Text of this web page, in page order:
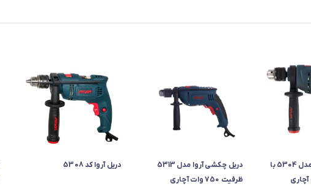
دریل چکشی آروا مدل 5304 با
دریل چکشی آروا مدل 5313
ظرفیت 750 وات آچاری
دریل آروا کد 5308